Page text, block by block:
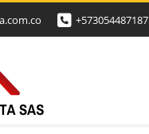
+573054487187